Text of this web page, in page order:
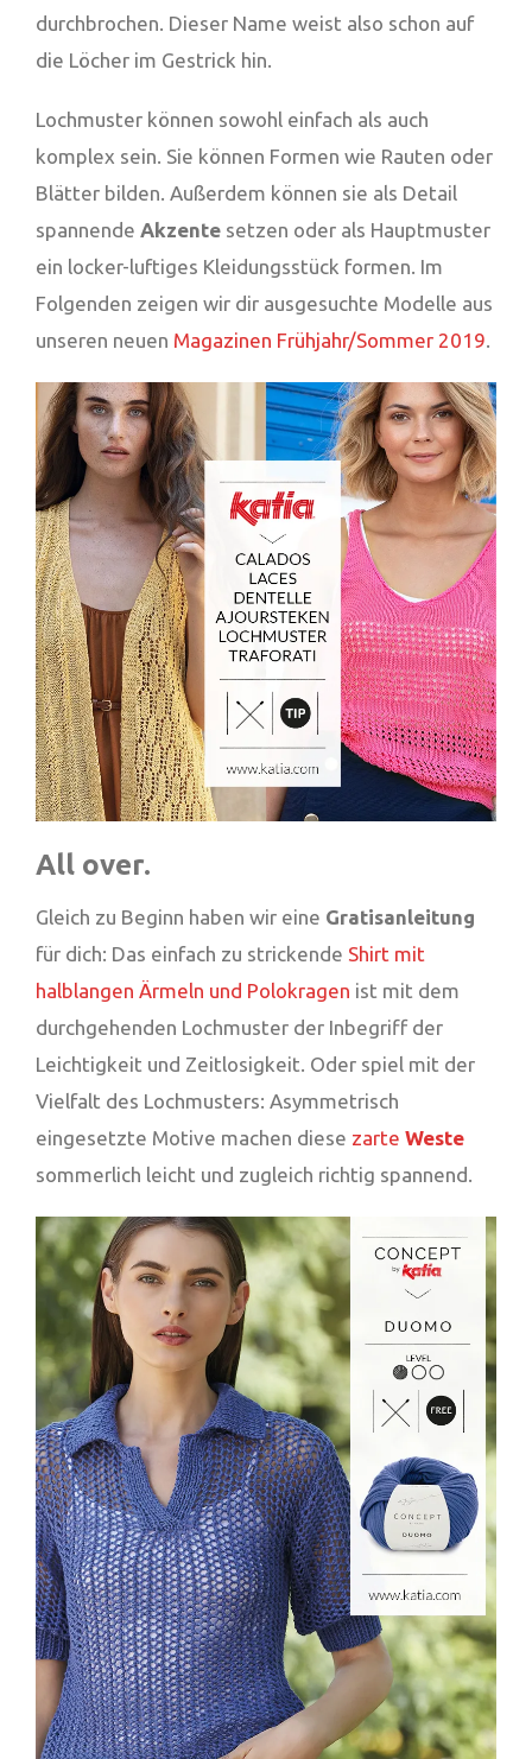
durchbrochen. Dieser Name weist also schon auf
die Löcher im Gestrick hin.
Lochmuster können sowohl einfach als auch
komplex sein. Sie können Formen wie Rauten oder
Blätter bilden. Außerdem können sie als Detail
spannende Akzente setzen oder als Hauptmuster
ein locker-luftiges Kleidungsstück formen. Im
Folgenden zeigen wir dir ausgesuchte Modelle aus
unseren neuen Magazinen Frühjahr/Sommer 2019.
All over.
Gleich zu Beginn haben wir eine Gratisanleitung
für dich: Das einfach zu strickende Shirt mit
halblangen Ärmeln und Polokragen ist mit dem
durchgehenden Lochmuster der Inbegriff der
Leichtigkeit und Zeitlosigkeit. Oder spiel mit der
Vielfalt des Lochmusters: Asymmetrisch
eingesetzte Motive machen diese zarte Weste
sommerlich leicht und zugleich richtig spannend.